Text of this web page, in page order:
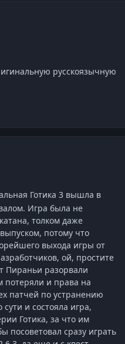
русскоязычную
Готика 3 вышла в
Игра была не
толком даже
потому что
выхода игры от
ой, простите
Пираньи разорвали
потеряли и права на
патчей по устранению
и состояла игра,
Готика, за что им
посоветовал сразу играть